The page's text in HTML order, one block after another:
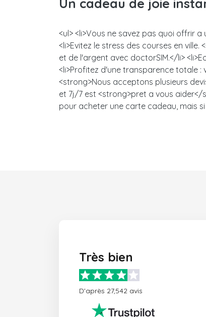
Un cadeau de joie
<ul> <li>Vous ne savez pas quoi offrir
<li>Evitez le stress des courses en
et de l'argent avec doctorSIM.</li>
<li>Profitez d'une transparence totale :
<strong>Nous acceptons plusieurs
et 7j/7 est <strong>pret a vous aider</
pour acheter une carte cadeau, mais
Très bien
D'après 27,542 avis